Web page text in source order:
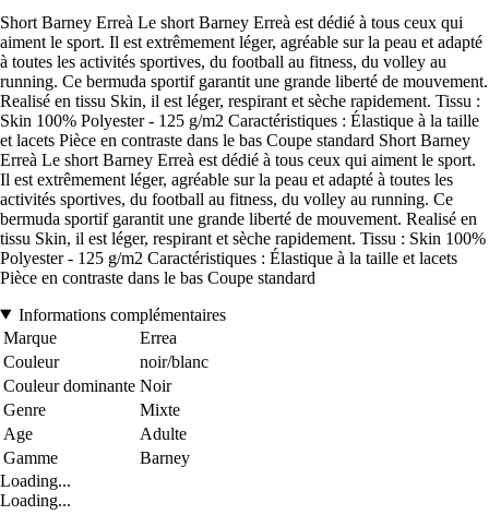
Short Barney Erreà Le short Barney Erreà est dédié à tous ceux qui
aiment le sport. Il est extrêmement léger, agréable sur la peau et adapté
à toutes les activités sportives, du football au fitness, du volley au
running. Ce bermuda sportif garantit une grande liberté de mouvement.
Realisé en tissu Skin, il est léger, respirant et sèche rapidement. Tissu :
Skin 100% Polyester - 125 g/m2 Caractéristiques : Élastique à la taille
et lacets Pièce en contraste dans le bas Coupe standard Short Barney
Erreà Le short Barney Erreà est dédié à tous ceux qui aiment le sport.
Il est extrêmement léger, agréable sur la peau et adapté à toutes les
activités sportives, du football au fitness, du volley au running. Ce
bermuda sportif garantit une grande liberté de mouvement. Realisé en
tissu Skin, il est léger, respirant et sèche rapidement. Tissu : Skin 100%
Polyester - 125 g/m2 Caractéristiques : Élastique à la taille et lacets
Pièce en contraste dans le bas Coupe standard
Informations complémentaires
Marque
Errea
Couleur
noir/blanc
Couleur dominante Noir
Genre
Mixte
Age
Adulte
Gamme
Barney
Loading...
Loading...